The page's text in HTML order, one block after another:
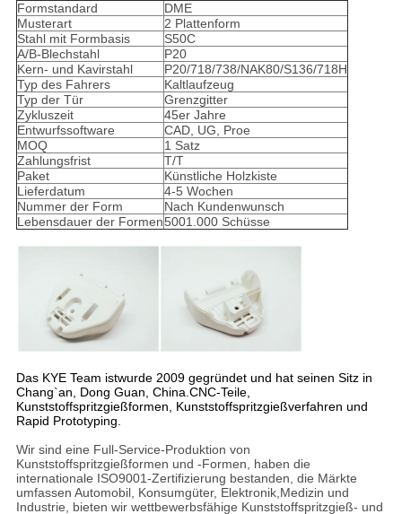
Formstandard
DME
Musterart
2 Plattenform
Stahl mit Formbasis
S50C
A/B-Blechstahl
P20
Kern- und Kavirstahl
P20/718/738/NAK80/S136/718H
Typ des Fahrers
Kaltlaufzeug
Typ der Tür
Grenzgitter
Zykluszeit
45er Jahre
Entwurfssoftware
CAD, UG, Proe
MOQ
1 Satz
Zahlungsfrist
T/T
Paket
Künstliche Holzkiste
Lieferdatum
4-5 Wochen
Nummer der Form
Nach Kundenwunsch
Lebensdauer der Formen5001.000 Schüsse
Das KYE Team istwurde 2009 gegründet und hat seinen Sitz in
Chang`an, Dong Guan, China.CNC-Teile,
Kunststoffspritzgießformen, Kunststoffspritzgießverfahren und
Rapid Prototyping.
Wir sind eine Full-Service-Produktion von
Kunststoffspritzgießformen und -Formen, haben die
internationale ISO9001-Zertifizierung bestanden, die Märkte
umfassen Automobil, Konsumgüter, Elektronik,Medizin und
Industrie, bieten wir wettbewerbsfähige Kunststoffspritzgieß- und